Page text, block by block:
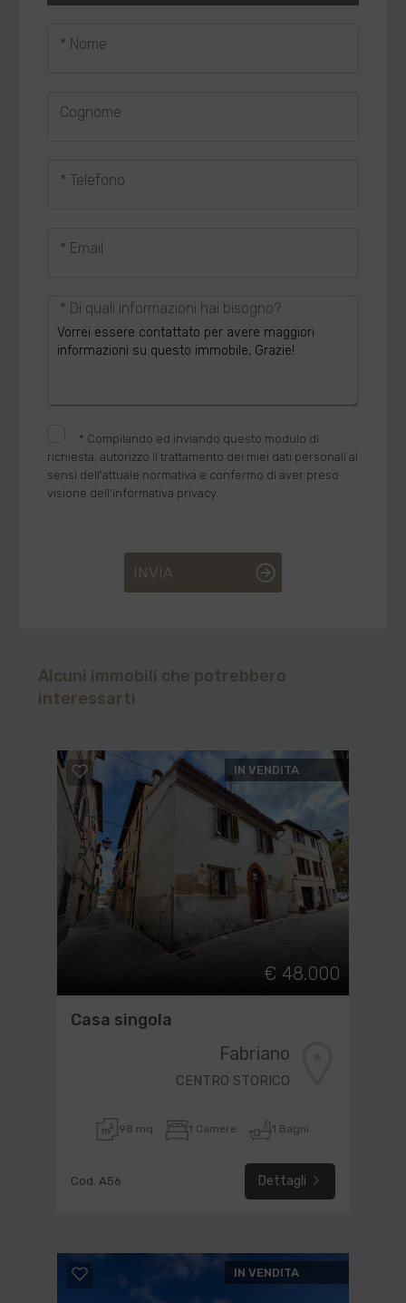
* Nome
Cognome
* Telefono
* Email
* Di quali informazioni hai bisogno?
* Compilando ed inviando questo modulo di
richiesta, autorizzo il trattamento dei miei dati personali ai
sensi dell'attuale normativa e confermo di aver preso
visione dell'informativa privacy.
INVIA
Alcuni immobili che potrebbero
interessarti
IN VENDITA
€ 48.000
Casa singola
Fabriano
CENTRO STORICO
98 mq 1 Camere 1 Bagni
Cod. A56 Dettagli
IN VENDITA